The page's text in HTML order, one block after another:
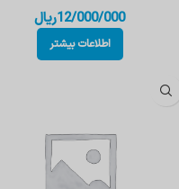
12/000/000ریال
اطلاعات بیشتر